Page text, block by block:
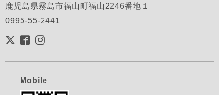
鹿児島県霧島市福山町福山2246番地１
0995-55-2441
Mobile